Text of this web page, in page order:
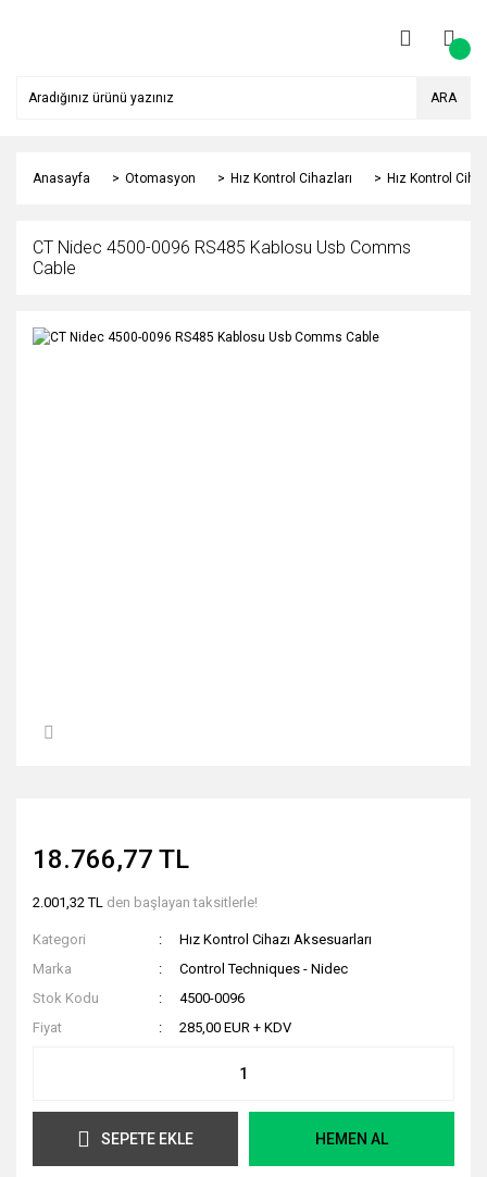
ARA
Anasayfa Otomasyon Hız Kontrol Cihazları Hız Kontrol
CT Nidec 4500-0096 RS485 Kablosu Usb Comms
Cable
18.766,77 TL
2.001,32 TL den başlayan taksitlerle!
Kategori
Hız Kontrol Cihazı Aksesuarları
Marka
Control Techniques - Nidec
Stok Kodu
4500-0096
Fiyat
285,00 EUR + KDV
SEPETE EKLE HEMEN AL